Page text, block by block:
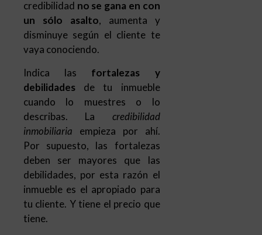
credibilidad no se gana en con
un sólo asalto, aumenta y
disminuye según el cliente te
vaya conociendo.
Indica las fortalezas y
debilidades de tu inmueble
cuando lo muestres o lo
describas. La credibilidad
inmobiliaria empieza por ahí.
Por supuesto, las fortalezas
deben ser mayores que las
debilidades, por esta razón el
inmueble es el apropiado para
tu cliente. Y tiene el precio que
tiene.